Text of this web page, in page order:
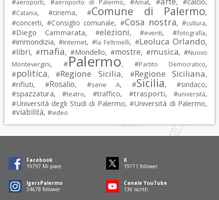
aeroporti aeroporto di Palermo Amat
#Catania, #cinema, #Comune di Palermo,
#concerti, #Consiglio comunale, #Cosa nostra, #cultura,
#Diego Cammarata, #elezioni, #eventi, #fotografia,
#immondizia, #Internet, #la Feltrinelli, #Leoluca Orlando,
#libri, #mafia, #Mondello, #mostre, #musica, #Nuovo
Montevergini, #Palermo, #Partito Democratico,
#politica, #Regione Sicilia, #Regione Siciliana,
#rifiuti, #Rosalio, #serie A, #Sicilia, #sindaco,
#spazzatura, #teatro, #traffico, #trasporti, #università,
#Università degli Studi di Palermo, #Università di Palermo,
#viabilità, #video
Facebook
19797 Mi piace
X
19771 follower
IgersPalermo
34678 follower
Canale YouTube
136 iscritti